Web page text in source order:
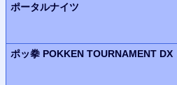
ポータルナイツ
ポッ拳 POKKEN TOURNAMENT DX